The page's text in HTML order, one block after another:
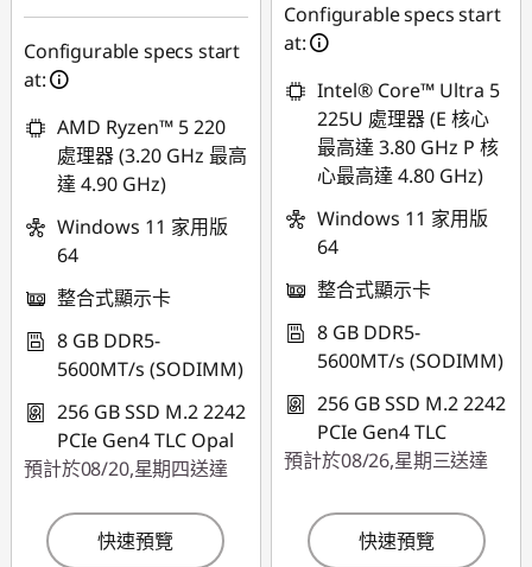
Configurable specs start
at:
AMD Ryzen™ 5 220
處理器 (3.20 GHz 最高
達 4.90 GHz)
Windows 11 家用版
64
整合式顯示卡
8 GB DDR5-
5600MT/s (SODIMM)
256 GB SSD M.2 2242
PCIe Gen4 TLC Opal
預計於08/20,星期四送達
快速預覽
Configurable specs start
at:
Intel® Core™ Ultra 5
225U 處理器 (E 核心
最高達 3.80 GHz P 核
心最高達 4.80 GHz)
Windows 11 家用版
64
整合式顯示卡
8 GB DDR5-
5600MT/s (SODIMM)
256 GB SSD M.2 2242
PCIe Gen4 TLC
預計於08/26,星期三送達
快速預覽